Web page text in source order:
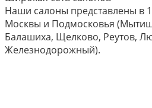
Наши салоны представлены в
Москвы и Подмосковья
Балашиха, Щелково, Реутов,
Железнодорожный).